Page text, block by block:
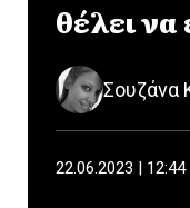
θέλει να
Σουζάνα
22.06.2023 | 12:44